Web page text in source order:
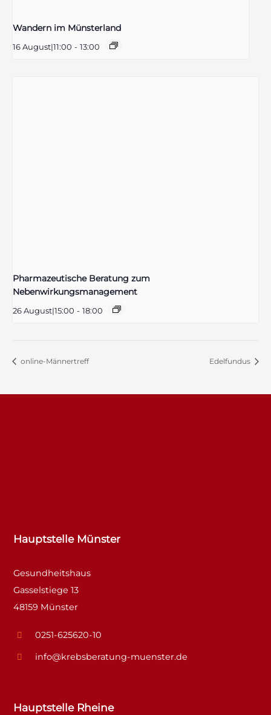
Wandern im Münsterland
16 August|11:00 - 13:00
Pharmazeutische Beratung zum
Nebenwirkungsmanagement
26 August|15:00 - 18:00
online-Männertreff Edelfundus
Hauptstelle Münster
Gesundheitshaus
Gasselstiege 13
48159 Münster
0251-625620-10
info@krebsberatung-muenster.de
Hauptstelle Rheine